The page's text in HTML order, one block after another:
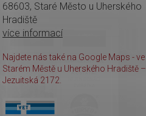
68603, Staré Město u Uherského
Hradiště
více informací
Najdete nás také na Google Maps - ve
Starém Městě u Uherského Hradiště –
Jezuitská 2172.